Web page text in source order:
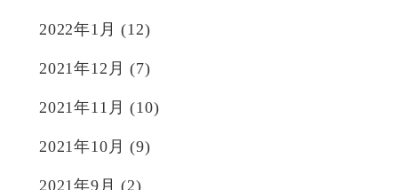
2022年1月 (12)
2021年12月 (7)
2021年11月 (10)
2021年10月 (9)
2021年9月 (2)